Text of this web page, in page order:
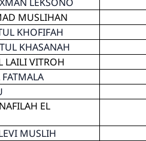
MUSLIHAN
KHOFIFAH
KHASANAH
LAILI VITROH
EL
MUSLIH